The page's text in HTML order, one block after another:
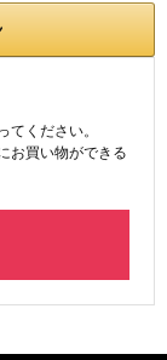
ください。
お買い物ができる